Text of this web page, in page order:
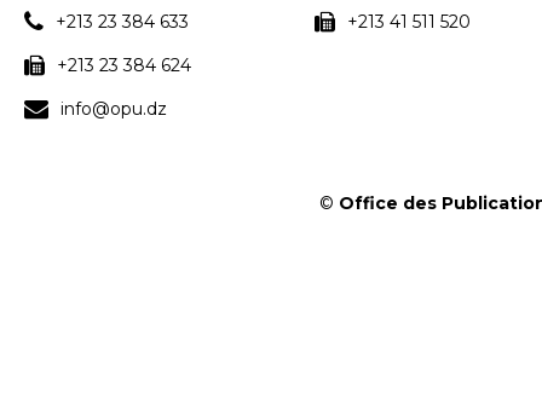
+213 23 384 633
+213 23 384 624
info@opu.dz
+213 41 511 520
© Office des